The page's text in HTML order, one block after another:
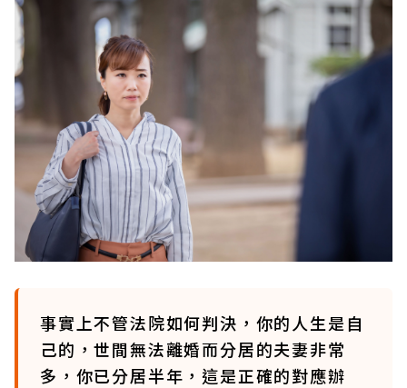
事實上不管法院如何判決，你的人生是自
己的，世間無法離婚而分居的夫妻非常
多，你已分居半年，這是正確的對應辦